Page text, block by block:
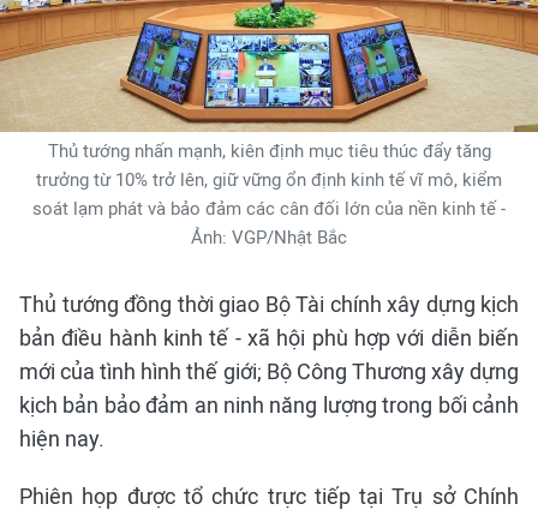
Thủ tướng nhấn mạnh, kiên định mục tiêu thúc đẩy tăng
trưởng từ 10% trở lên, giữ vững ổn định kinh tế vĩ mô, kiểm
soát lạm phát và bảo đảm các cân đối lớn của nền kinh tế -
Ảnh: VGP/Nhật Bắc
Thủ tướng đồng thời giao Bộ Tài chính xây dựng kịch
bản điều hành kinh tế - xã hội phù hợp với diễn biến
mới của tình hình thế giới; Bộ Công Thương xây dựng
kịch bản bảo đảm an ninh năng lượng trong bối cảnh
hiện nay.
Phiên họp được tổ chức trực tiếp tại Trụ sở Chính